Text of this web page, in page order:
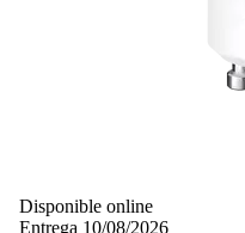
Disponible online
Entrega 10/08/2026